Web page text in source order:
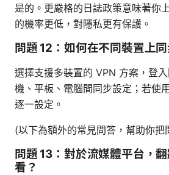
是的。更嚴格的日誌政策意味著你
的機率更低，對隱私更有保護。
問題 12：如何在不同裝置上
選擇支援多裝置的 VPN 方案，登
機、平板、電腦間同步設定；若使
逐一設定。
(以下為額外的常見問答，幫助你把
問題 13：對於流媒體平台，
看？